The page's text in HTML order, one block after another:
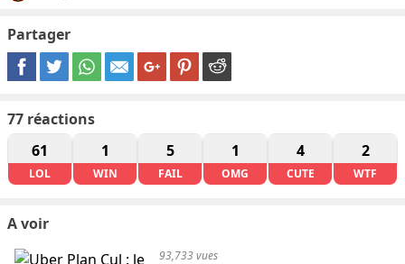
Partager
77 réactions
61
LOL
1
WIN
5
FAIL
1
OMG
4
CUTE
2
WTF
A voir
93,733 vues